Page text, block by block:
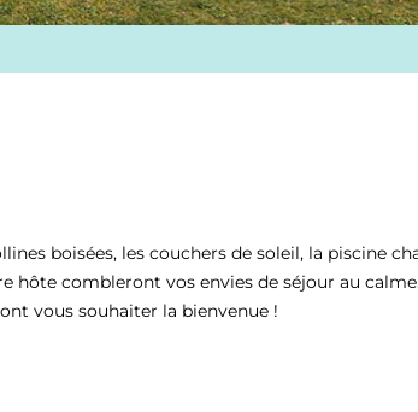
boisées, les couchers de soleil, la piscine
hôte combleront vos envies de séjour au
vous souhaiter la bienvenue !